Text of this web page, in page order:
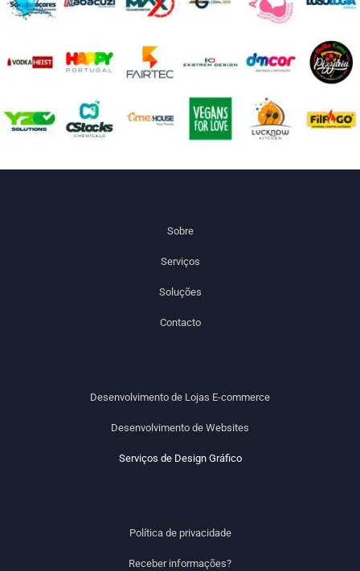
Sobre
Serviços
Soluções
Contacto
Desenvolvimento de Lojas E-commerce
Desenvolvimento de Websites
Serviços de Design Gráfico
Política de privacidade
Receber informações?